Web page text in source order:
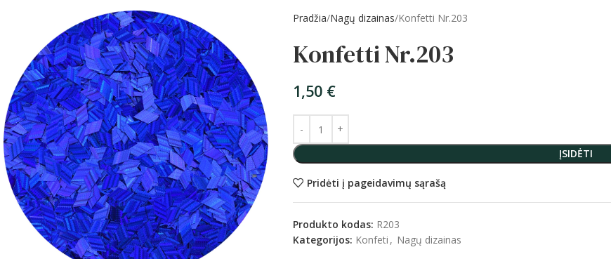
Pradžia Nagų dizainas Konfetti Nr.203
Konfetti Nr.203
1,50 €
ĮSIDĖTI
Pridėti į pageidavimų sąrašą
Produkto kodas: R203
Kategorijos: Konfeti , Nagų dizainas